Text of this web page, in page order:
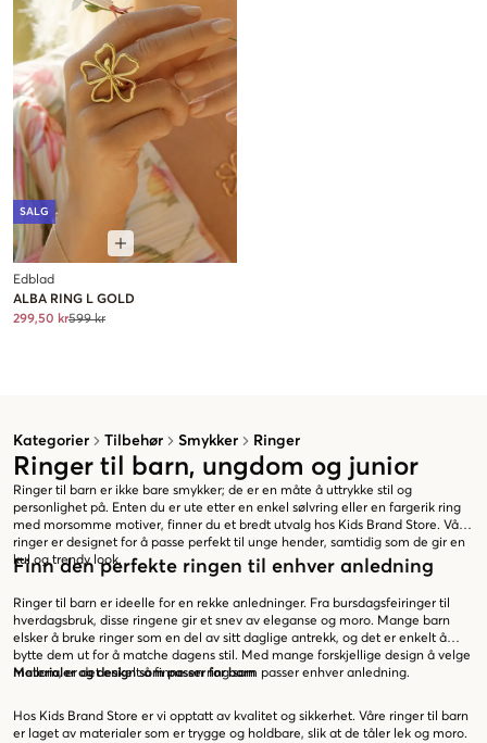
Kategorier Tilbehør Smykker Ringer
Ringer til barn, ungdom og junior
Ringer til barn er ikke bare smykker; de er en måte å uttrykke stil og
personlighet på. Enten du er ute etter en enkel sølvring eller en fargerik ring
med morsomme motiver, finner du et bredt utvalg hos Kids Brand Store. Våre
ringer er designet for å passe perfekt til unge hender, samtidig som de gir en
kul og trendy look.
Finn den perfekte ringen til enhver anledning
Ringer til barn er ideelle for en rekke anledninger. Fra bursdagsfeiringer til
hverdagsbruk, disse ringene gir et snev av eleganse og moro. Mange barn
elsker å bruke ringer som en del av sitt daglige antrekk, og det er enkelt å
bytte dem ut for å matche dagens stil. Med mange forskjellige design å velge
mellom, er det enkelt å finne en ring som passer enhver anledning.
Materialer og design som passer for barn
Hos Kids Brand Store er vi opptatt av kvalitet og sikkerhet. Våre ringer til barn
er laget av materialer som er trygge og holdbare, slik at de tåler lek og moro.
SALG
Edblad
ALBA RING L GOLD
299,50 kr599 kr